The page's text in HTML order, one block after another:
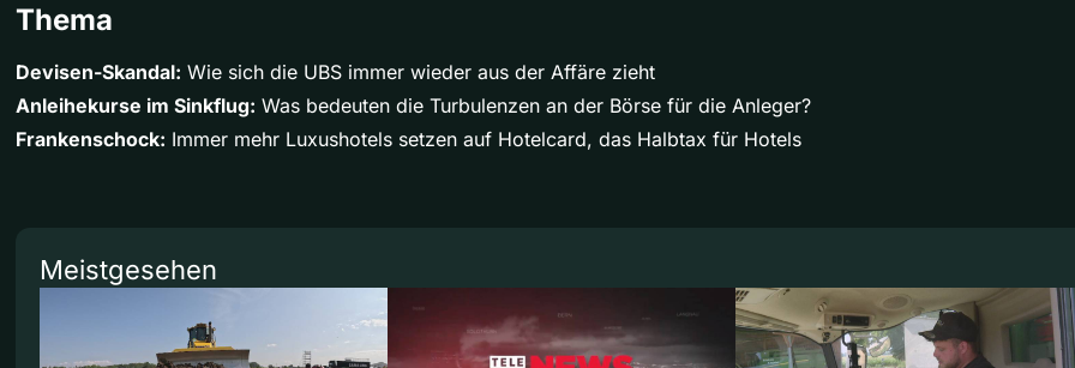
Thema
Devisen-Skandal: Wie sich die UBS immer wieder aus der Affäre zieht
Anleihekurse im Sinkflug: Was bedeuten die Turbulenzen an der Börse für die Anleger?
Frankenschock: Immer mehr Luxushotels setzen auf Hotelcard, das Halbtax für Hotels
Meistgesehen